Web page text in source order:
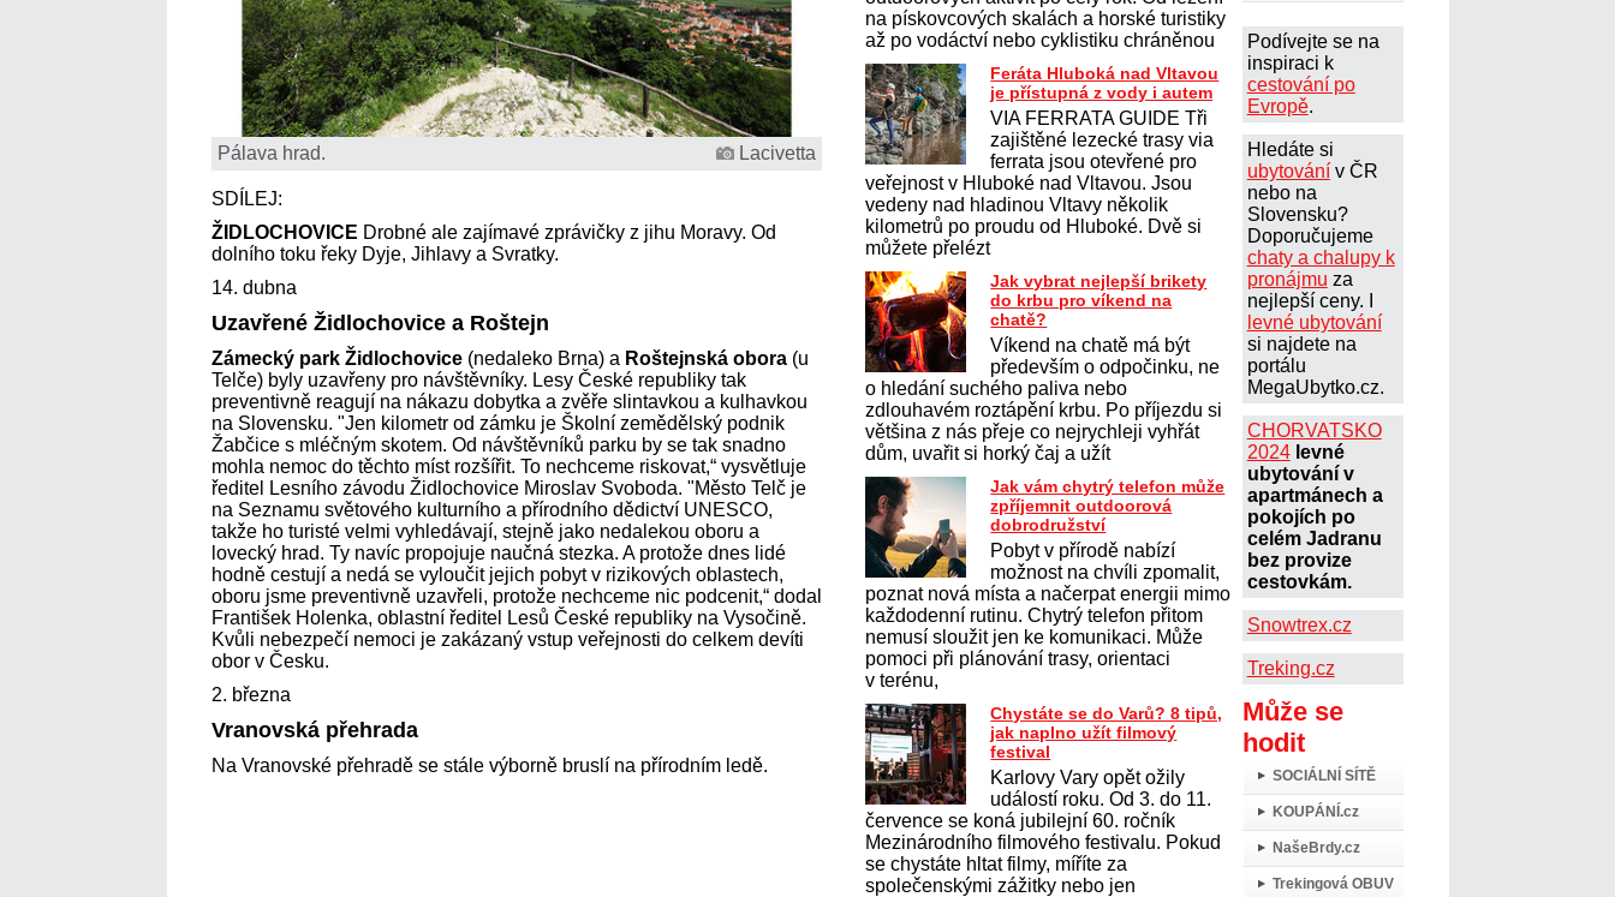
Pálava hrad. Lacivetta
SDÍLEJ:
ŽIDLOCHOVICE Drobné ale zajímavé zprávičky z jihu Moravy. Od
dolního toku řeky Dyje, Jihlavy a Svratky.
14. dubna
Uzavřené Židlochovice a Roštejn
Zámecký park Židlochovice (nedaleko Brna) a Roštejnská obora (u
Telče) byly uzavřeny pro návštěvníky. Lesy České republiky tak
preventivně reagují na nákazu dobytka a zvěře slintavkou a kulhavkou
na Slovensku. "Jen kilometr od zámku je Školní zemědělský podnik
Žabčice s mléčným skotem. Od návštěvníků parku by se tak snadno
mohla nemoc do těchto míst rozšířit. To nechceme riskovat,“ vysvětluje
ředitel Lesního závodu Židlochovice Miroslav Svoboda. "Město Telč je
na Seznamu světového kulturního a přírodního dědictví UNESCO,
takže ho turisté velmi vyhledávají, stejně jako nedalekou oboru a
lovecký hrad. Ty navíc propojuje naučná stezka. A protože dnes lidé
hodně cestují a nedá se vyloučit jejich pobyt v rizikových oblastech,
oboru jsme preventivně uzavřeli, protože nechceme nic podcenit,“ dodal
František Holenka, oblastní ředitel Lesů České republiky na Vysočině.
Kvůli nebezpečí nemoci je zakázaný vstup veřejnosti do celkem devíti
obor v Česku.
2. března
Vranovská přehrada
Na Vranovské přehradě se stále výborně bruslí na přírodním ledě.
Podívejte se na
inspiraci k
cestování po
Evropě.
Hledáte si
ubytovánív ČR
nebo na
Slovensku?
Doporučujeme
chaty a chalupy k
pronájmu za
nejlepší ceny. I
levné ubytování
si najdete na
portálu
MegaUbytko.cz.
CHORVATSKO
2024 levné
ubytování v
apartmánech a
pokojích po
celém Jadranu
bez provize
cestovkám.
Snowtrex.cz
Treking.cz
Může se
hodit
SOCIÁLNÍ SÍTĚ
KOUPÁNÍ.cz
NašeBrdy.cz
Trekingová OBUV
na pískovcových skalách a horské turistiky
až po vodáctví nebo cyklistiku chráněnou
Feráta Hluboká nad Vltavou
je přístupná z vody i autem
VIA FERRATA GUIDE Tři
zajištěné lezecké trasy via
ferrata jsou otevřené pro
veřejnost v Hluboké nad Vltavou. Jsou
vedeny nad hladinou Vltavy několik
kilometrů po proudu od Hluboké. Dvě si
můžete přelézt
Jak vybrat nejlepší brikety
do krbu pro víkend na
chatě?
Víkend na chatě má být
především o odpočinku, ne
o hledání suchého paliva nebo
zdlouhavém roztápění krbu. Po příjezdu si
většina z nás přeje co nejrychleji vyhřát
dům, uvařit si horký čaj a užít
Jak vám chytrý telefon může
zpříjemnit outdoorová
dobrodružství
Pobyt v přírodě nabízí
možnost na chvíli zpomalit,
poznat nová místa a načerpat energii mimo
každodenní rutinu. Chytrý telefon přitom
nemusí sloužit jen ke komunikaci. Může
pomoci při plánování trasy, orientaci
v terénu,
Chystáte se do Varů? 8 tipů,
jak naplno užít filmový
festival
Karlovy Vary opět ožily
událostí roku. Od 3. do 11.
července se koná jubilejní 60. ročník
Mezinárodního filmového festivalu. Pokud
se chystáte hltat filmy, míříte za
společenskými zážitky nebo jen